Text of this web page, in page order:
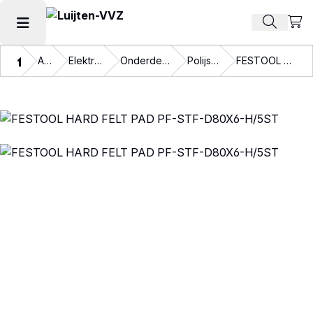
Hoofdmenu openen Zoek
Thuis
Assortiment Elektrische gereedschappen Onderdelen elektrische gereedschappen Polijstmachine toebehoren FESTOOL HARD FELT PAD PF-STF-D80X6-H/5ST